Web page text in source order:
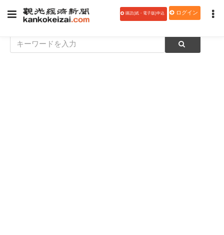
購読(紙・電子版)申込 ログイン